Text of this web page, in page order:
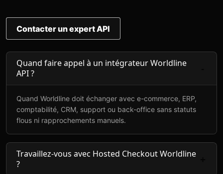
Contacter un expert API
Quand faire appel à un intégrateur Worldline
API ?
Quand Worldline doit échanger avec e-commerce, ERP,
comptabilité, CRM, support ou back-office sans statuts
flous ni rapprochements manuels.
Travaillez-vous avec Hosted Checkout Worldline
?